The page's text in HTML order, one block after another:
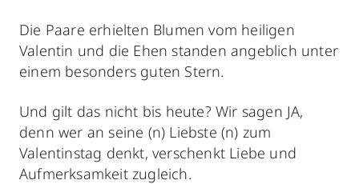
Die Paare erhielten Blumen vom heiligen
Valentin und die Ehen standen angeblich unter
einem besonders guten Stern.
Und gilt das nicht bis heute? Wir sagen JA,
denn wer an seine (n) Liebste (n) zum
Valentinstag denkt, verschenkt Liebe und
Aufmerksamkeit zugleich.